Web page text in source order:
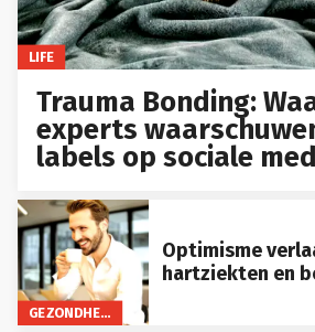
LIFE
Trauma Bonding:
experts
labels op sociale
GEZONDHEID
Optimisme
hartziekten en